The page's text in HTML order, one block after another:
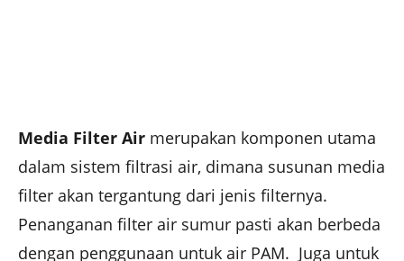
Media Filter Air merupakan komponen utama
dalam sistem filtrasi air, dimana susunan media
filter akan tergantung dari jenis filternya.
Penanganan filter air sumur pasti akan berbeda
dengan penggunaan untuk air PAM. Juga untuk